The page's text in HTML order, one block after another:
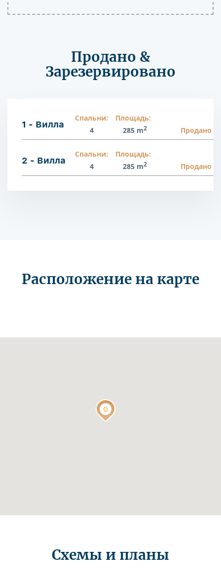
Продано &
Зарезервировано
1 - Вилла
Спальни:
4
Площадь:
285 m2 Продано
2 - Вилла
Спальни:
4
Площадь:
285 m2 Продано
Расположение на карте
Схемы и планы